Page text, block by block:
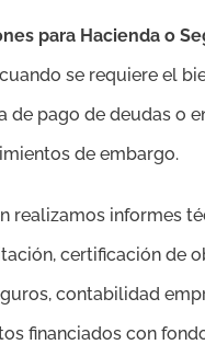
para Hacienda o
se requiere el
de pago de deudas o
de embargo.
realizamos informes
certificación de
contabilidad
financiados con